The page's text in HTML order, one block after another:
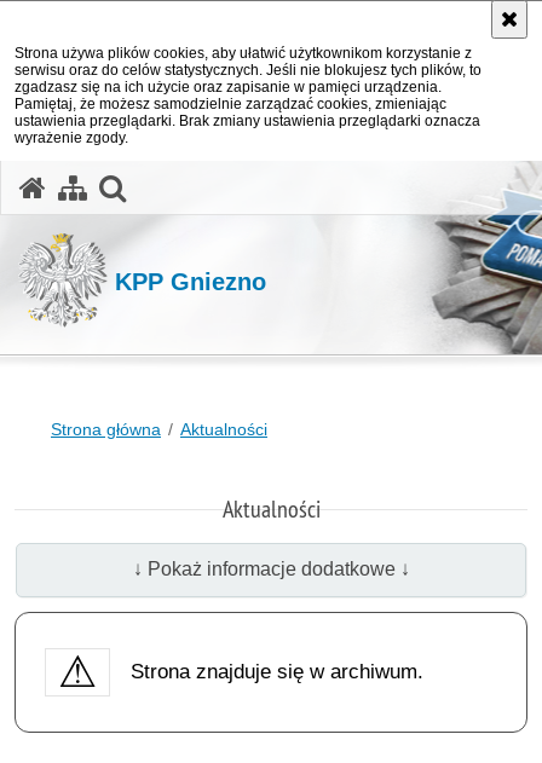
Strona używa plików cookies, aby ułatwić użytkownikom korzystanie z
serwisu oraz do celów statystycznych. Jeśli nie blokujesz tych plików, to
zgadzasz się na ich użycie oraz zapisanie w pamięci urządzenia.
Pamiętaj, że możesz samodzielnie zarządzać cookies, zmieniając
ustawienia przeglądarki. Brak zmiany ustawienia przeglądarki oznacza
wyrażenie zgody.
KPP Gniezno
Strona główna Aktualności
Aktualności
↓ Pokaż informacje dodatkowe ↓
Strona znajduje się w archiwum.